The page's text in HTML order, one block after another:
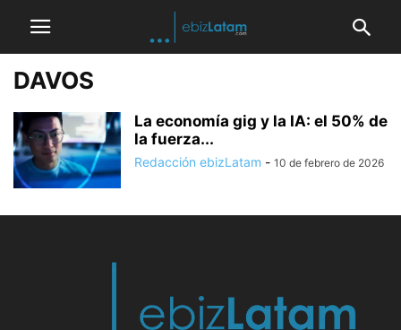
DAVOS
La economía gig y la IA: el 50% de
la fuerza...
Redacción ebizLatam - 10 de febrero de 2026